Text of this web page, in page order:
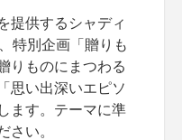
提供するシャディ
特別企画「贈りも
りものにまつわる
思い出深いエピソ
ます。テーマに準
さい。